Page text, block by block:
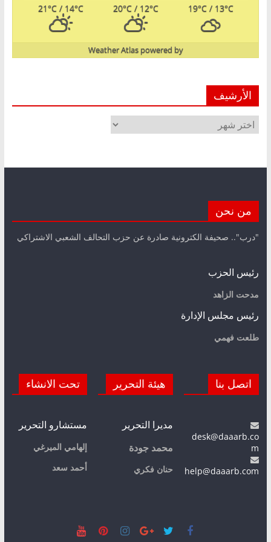
19°C/ 13°C
20°C / 12°C
21°C / 14°C
powered by
Weather Atlas
الأرشيف
الأرشيف
من نحن
"درب".. صحيفة الكترونية صادرة عن حزب التحالف الشعبي الاشتراكي
رئيس الحزب
مدحت الزاهد
رئيس مجلس الإدارة
طلعت فهمي
اتصل بنا
desk@daaarb.co
m
help@daaarb.com
هيئة التحرير
مديرا التحرير
محمد جودة
حنان فكري
تحت الانشاء
مستشارو التحرير
إلهامي الميرغي
أحمد سعد